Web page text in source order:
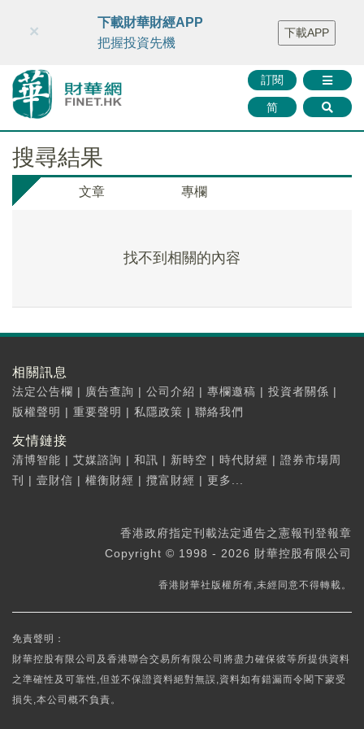
財華智庫網 FINTV FINMETA 財華證券 媒體矩陣
智庫沙龍
聯絡我們
訂閱
简
×
下載財華財經APP
把握投資先機
下載APP
搜尋結果
文章 專欄
找不到相關的內容
相關訊息
法定公告欄 | 廣告查詢 | 公司介紹 | 專欄邀稿 | 投資者關係 |
版權聲明 | 重要聲明 | 私隱政策 | 聯絡我們
友情鏈接
清博智能 | 艾媒諮詢 | 和訊 | 新時空 | 時代財經 | 證券市場周
刊
| 壹財信 | 權衡財經 | 攬富財經 | 更多...
香港政府指定刊載法定通告之憲報刊登報章
Copyright © 1998 - 2026 財華控股有限公司
香港財華社版權所有,未經同意不得轉載。
免責聲明：
財華控股有限公司及香港聯合交易所有限公司將盡力確保彼等所提供資料
之準確性及可靠性,但並不保證資料絕對無誤,資料如有錯漏而令閣下蒙受
損失,本公司概不負責。